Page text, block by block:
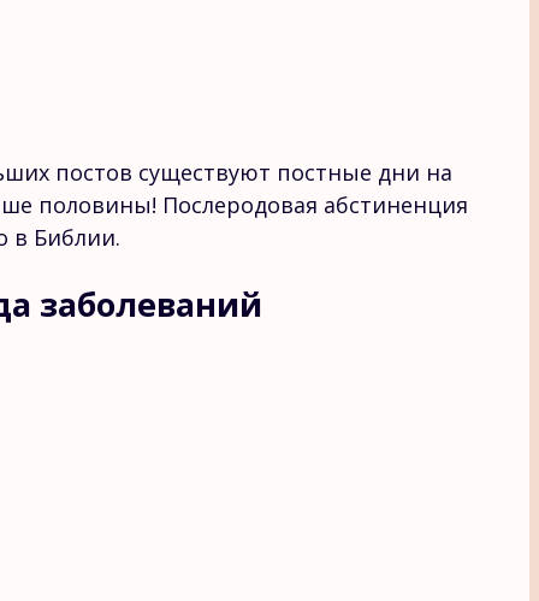
постов существуют постные дни на
половины! Послеродовая абстиненция
в Библии.
заболеваний